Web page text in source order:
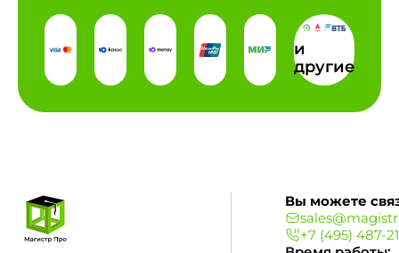
и
другие
Вы можете
+7 (495) 487-